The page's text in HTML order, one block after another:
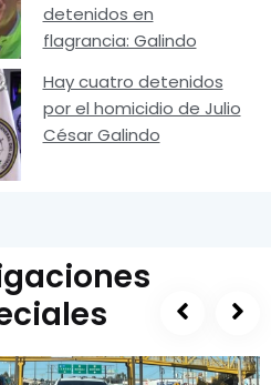
detenidos en
flagrancia: Galindo
Hay cuatro detenidos
por el homicidio de Julio
César Galindo